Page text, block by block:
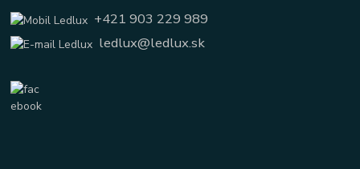
+421 903 229 989
ledlux@ledlux.sk